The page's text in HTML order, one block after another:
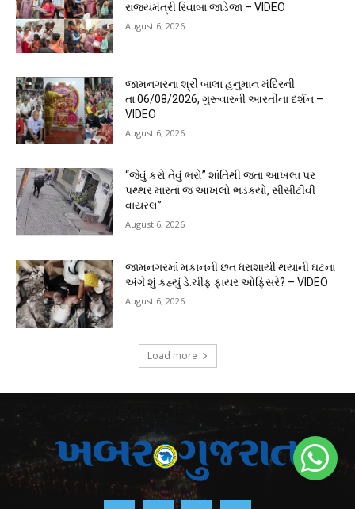
રાજ્યમંત્રી રિવાબા જાડેજા – VIDEO
August 6, 2026
જામનગરના શ્રી બાલા હનુમાન મંદિરની
તા.06/08/2026, ગુરૂવારની આરતીના દર્શન –
VIDEO
August 6, 2026
“જેવું કરો તેવું ભરો” શાંતિથી જતા આખલા પર
પથ્થર મારતાં જ આખલો ભડક્યો, સીસીટીવી
વાયરલ”
August 6, 2026
જામનગરમાં મકાનની છત ધરાશાયી થયાની ઘટના
અંગે શું કહ્યું ડે.ચીફ ફાયર ઓફિસરે? – VIDEO
August 6, 2026
Load more